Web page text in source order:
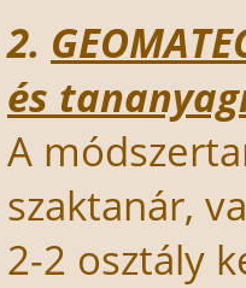
2.
és
A
szaktanár,
2-2 osztály